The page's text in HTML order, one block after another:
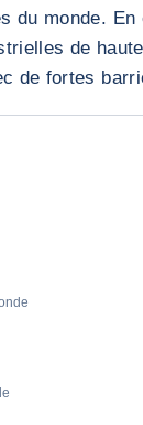
du monde.
de
de fortes